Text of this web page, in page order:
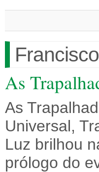
As
As
Universal,
Luz brilhou
prólogo do